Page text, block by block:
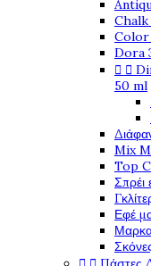
Chalk
Color
Dora
 
50 ml
Mix
Top
Εφέ